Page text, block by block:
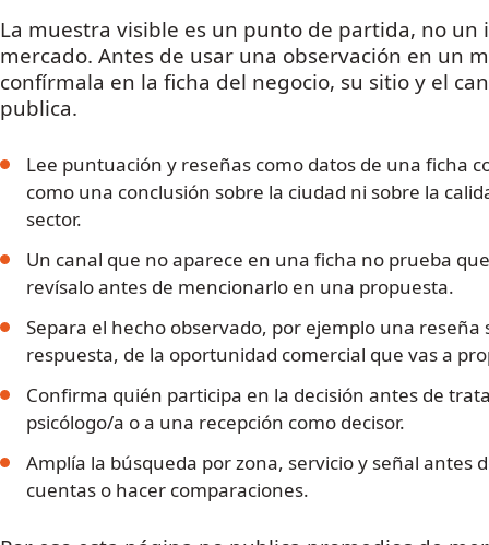
La muestra visible es un punto de partida, no un
mercado. Antes de usar una observación en un
confírmala en la ficha del negocio, su sitio y el
publica.
Lee puntuación y reseñas como datos de una ficha
como una conclusión sobre la ciudad ni sobre la
sector.
Un canal que no aparece en una ficha no prueba
revísalo antes de mencionarlo en una propuesta.
Separa el hecho observado, por ejemplo una reseña
respuesta, de la oportunidad comercial que vas a
Confirma quién participa en la decisión antes de
psicólogo/a o a una recepción como decisor.
Amplía la búsqueda por zona, servicio y señal antes
cuentas o hacer comparaciones.